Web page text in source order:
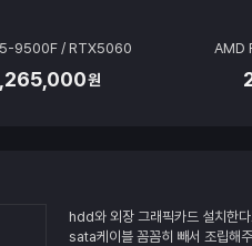
9500F / RTX5060
원
AMD
hdd와 외장 그래픽카드 설치한
sata케이블 꼼꼼히 빼서 조립해